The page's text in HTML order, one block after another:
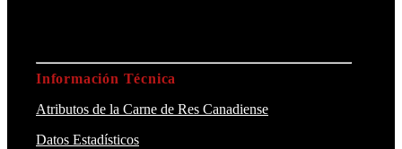
Información Técnica
Atributos de la Carne de Res Canadiense
Datos Estadísticos